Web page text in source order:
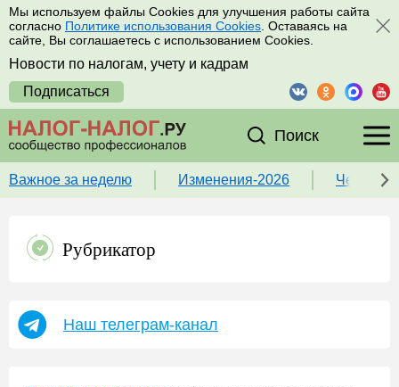
Мы используем файлы Cookies для улучшения работы сайта
согласно Политике использования Cookies . Оставаясь на
сайте, Вы соглашаетесь с использованием Cookies.
Новости по налогам, учету и кадрам
Подписаться
Поиск
Важное за неделю Изменения-2026 Чек-
Рубрикатор
Наш телеграм-канал